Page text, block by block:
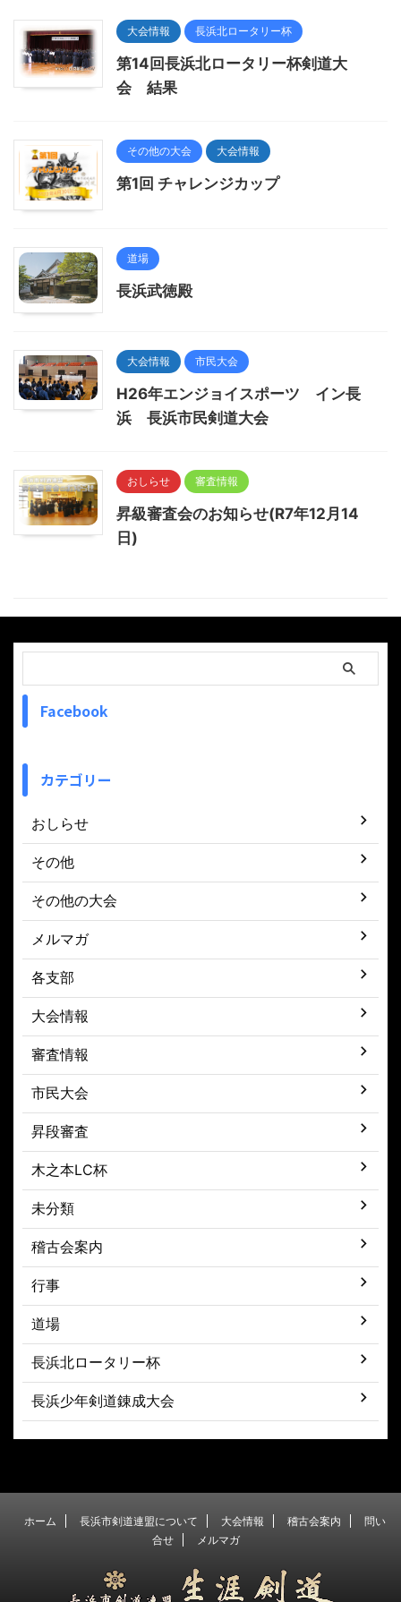
大会情報 長浜北ロータリー杯
第14回長浜北ロータリー杯剣道大
会 結果
その他の大会 大会情報
第1回 チャレンジカップ
道場
長浜武徳殿
大会情報 市民大会
H26年エンジョイスポーツ イン長
浜 長浜市民剣道大会
おしらせ 審査情報
昇級審査会のお知らせ(R7年12月14
日)
Facebook
カテゴリー
おしらせ
その他
その他の大会
メルマガ
各支部
大会情報
審査情報
市民大会
昇段審査
木之本LC杯
未分類
稽古会案内
行事
道場
長浜北ロータリー杯
長浜少年剣道錬成大会
ホーム 長浜市剣道連盟について 大会情報 稽古会案内
問い
合せ
メルマガ